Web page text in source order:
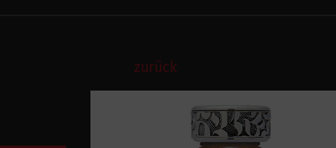
zurück